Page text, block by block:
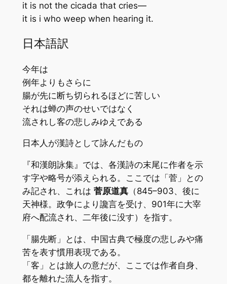
it is not the cicada that cries—
it is i who weep when hearing it.
日本語訳
今年は
例年よりもさらに
腸が先に断ち切られるほどに苦しい
それは蝉の声のせいではなく
流されし客の悲しみゆえである
日本人が漢詩として詠んだもの
『和漢朗詠集』では、各漢詩の末尾に作者を示
す字や略号が添えられる。ここでは「菅」との
み記され、これは 菅原道真（845–903、後に
天神様。政争により讒言を受け、901年に大宰
府へ配流され、二年後に没す）を指す。
「腸先断」とは、中国古典で極度の悲しみや痛
苦を表す慣用表現である。
「客」とは旅人の意だが、ここでは作者自身、
都を離れた流人を指す。